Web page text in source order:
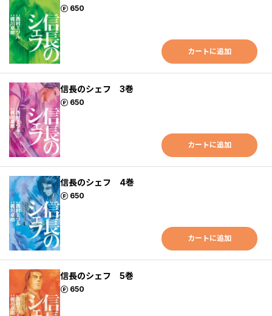
650
ポイント
カートに追加
信長のシェフ 3巻
650
ポイント
カートに追加
信長のシェフ 4巻
650
ポイント
カートに追加
信長のシェフ 5巻
650
ポイント